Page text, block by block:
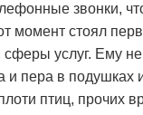
звонки,
момент стоял
услуг. Ему
пера в подушках
птиц,